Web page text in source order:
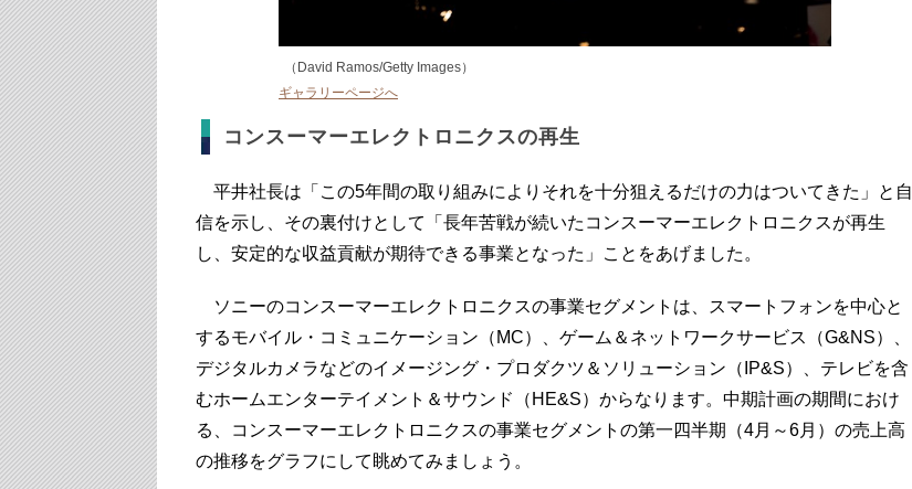
（David Ramos/Getty Images）
ギャラリーページへ
コンスーマーエレクトロニクスの再生
平井社長は「この5年間の取り組みによりそれを十分狙えるだけの力はついてきた」と自
信を示し、その裏付けとして「長年苦戦が続いたコンスーマーエレクトロニクスが再生
し、安定的な収益貢献が期待できる事業となった」ことをあげました。
ソニーのコンスーマーエレクトロニクスの事業セグメントは、スマートフォンを中心と
するモバイル・コミュニケーション（MC）、ゲーム＆ネットワークサービス（G&NS）、
デジタルカメラなどのイメージング・プロダクツ＆ソリューション（IP&S）、テレビを含
むホームエンターテイメント＆サウンド（HE&S）からなります。中期計画の期間におけ
る、コンスーマーエレクトロニクスの事業セグメントの第一四半期（4月～6月）の売上高
の推移をグラフにして眺めてみましょう。